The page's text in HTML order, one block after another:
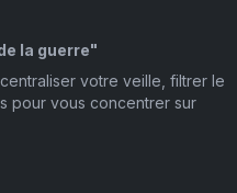
la guerre"
votre veille, filtrer le
pour vous concentrer sur